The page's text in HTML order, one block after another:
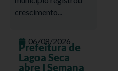
crescimento...
06/08/2026
Prefeitura de
Lagoa Seca
abre I Semana